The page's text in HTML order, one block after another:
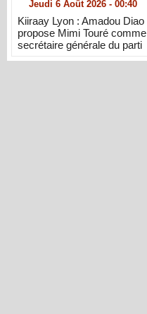
Jeudi 6 Août 2026 - 00:40
Kiiraay Lyon : Amadou Diao
propose Mimi Touré comme
secrétaire générale du parti